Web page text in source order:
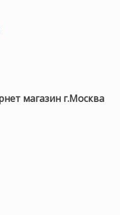
магазин г.Москва